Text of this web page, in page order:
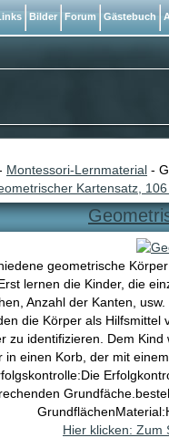
Montessori-Lernmaterial -
Kartensatz,
geometrische
lernen die Kinder, die
Anzahl der Kanten,
die Körper als Hilfsmittel
zu identifizieren. Dem
in einen Korb, der mit
Hier klicken: Zum
Bilder Forum Gästebuch